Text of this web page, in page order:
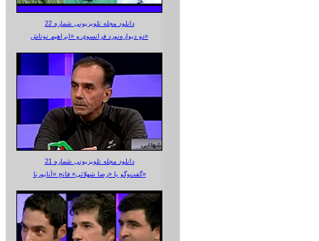
دانلود مجله تلویزیونی شماره 22
دو دیواره‌نورد فرانسوی و «ابراهیم نوتاش»
دانلود مجله تلویزیونی شماره 21
گفت‌وگو با «رضا شهلائی» فاتح «آناپورنا»